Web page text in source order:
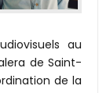
au
de Saint-
de la